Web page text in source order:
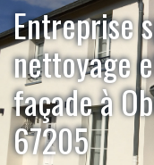
Entreprise
nettoyage
façade à
67205